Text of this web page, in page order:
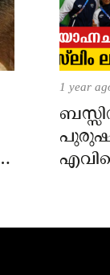
1 year
പുരുഷ